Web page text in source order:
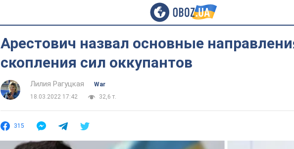
Арестович назвал основные
скопления сил оккупантов
Лилия Рагуцкая
War
18.03.2022 17:42
32,6 т.
315